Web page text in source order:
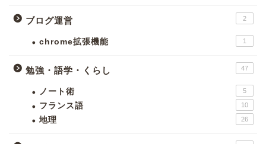
ブログ運営 2
chrome拡張機能 1
勉強・語学・くらし 47
ノート術 5
フランス語 10
地理 26